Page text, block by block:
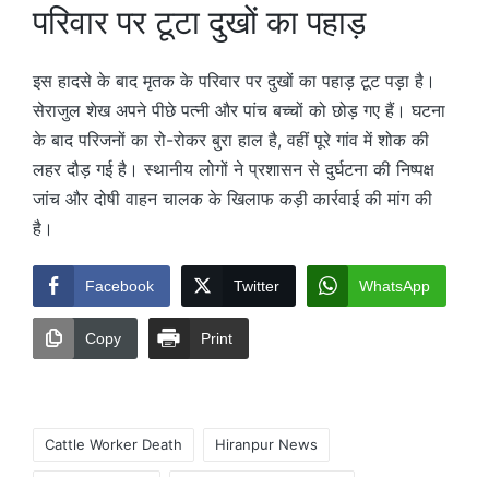
परिवार पर टूटा दुखों का पहाड़
इस हादसे के बाद मृतक के परिवार पर दुखों का पहाड़ टूट पड़ा है।
सेराजुल शेख अपने पीछे पत्नी और पांच बच्चों को छोड़ गए हैं। घटना
के बाद परिजनों का रो-रोकर बुरा हाल है, वहीं पूरे गांव में शोक की
लहर दौड़ गई है। स्थानीय लोगों ने प्रशासन से दुर्घटना की निष्पक्ष
जांच और दोषी वाहन चालक के खिलाफ कड़ी कार्रवाई की मांग की
है।
Facebook Twitter WhatsApp
Copy Print
Cattle Worker Death Hiranpur News